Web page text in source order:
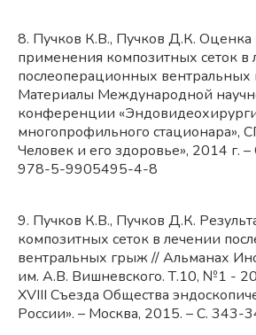
8. Пучков К.В., Пучков Д.К. Оценка
применения композитных сеток в
послеоперационных
Материалы Международной
конференции
многопрофильного стационара»,
Человек и его здоровье», 2014 г. –
978-5-9905495-4-8
9. Пучков К.В., Пучков Д.К.
композитных сеток в лечении
вентральных грыж // Альманах
им. А.В. Вишневского. Т.10, №1 -
XVIII Съезда Общества
России». – Москва, 2015. – С. 343-